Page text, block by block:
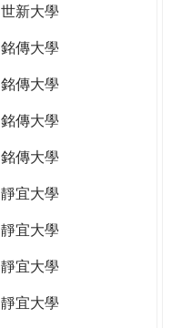
世新大學
銘傳大學
銘傳大學
銘傳大學
銘傳大學
靜宜大學
靜宜大學
靜宜大學
靜宜大學